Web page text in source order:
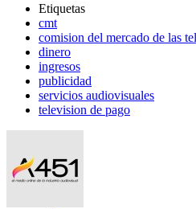
Etiquetas
cmt
comision del mercado de las
dinero
ingresos
publicidad
servicios audiovisuales
television de pago